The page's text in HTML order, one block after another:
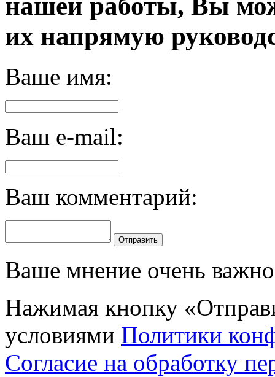
их напрямую
Ваше имя:
Ваш e-mail:
Ваш комментарий:
Отправить
Ваше мнение очень
Нажимая кнопку
условиями Политики
Согласие на обработку